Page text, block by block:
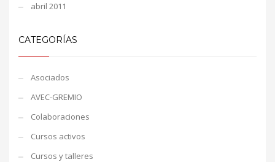
abril 2011
CATEGORÍAS
Asociados
AVEC-GREMIO
Colaboraciones
Cursos activos
Cursos y talleres